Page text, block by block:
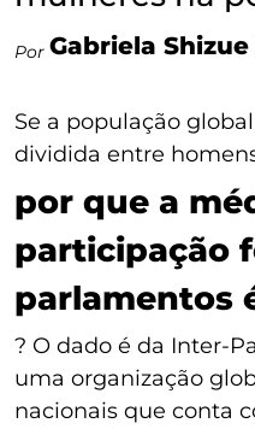
Por Gabriela
Se a população
dividida entre
por que a
participação
parlamentos
? O dado é da Inter-
uma organização
nacionais que conta